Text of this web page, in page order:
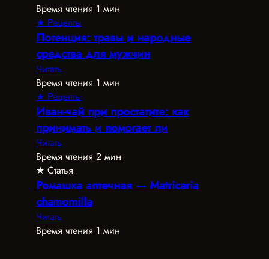
Время чтения 1 мин
★ Рецепты
Потенция: травы и народные
средства для мужчин
Читать
Время чтения 1 мин
★ Рецепты
Иван-чай при простатите: как
принимать и помогает ли
Читать
Время чтения 2 мин
★ Статья
Ромашка аптечная — Matricaria
chamomilla
Читать
Время чтения 1 мин